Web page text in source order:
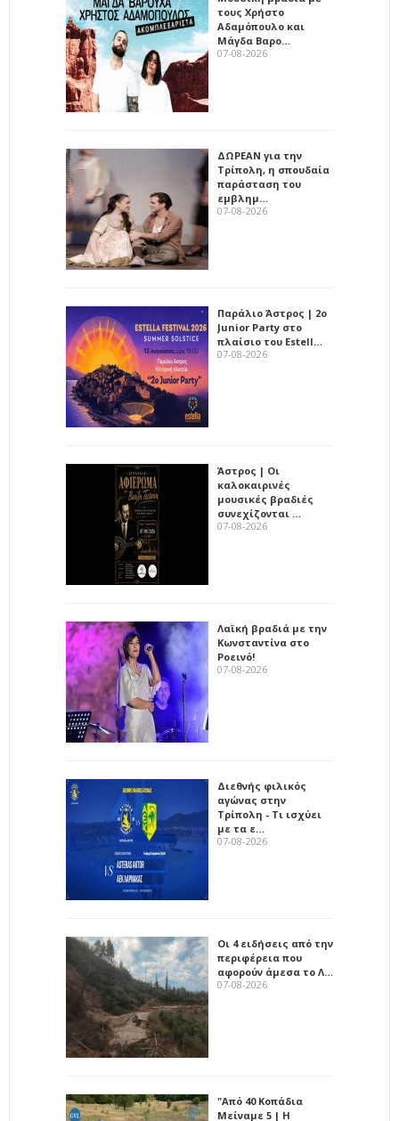
τους Χρήστο
Αδαμόπουλο και
Μάγδα Βαρο…
07-08-2026
ΔΩΡΕΑΝ για την
Τρίπολη, η σπουδαία
παράσταση του
εμβλημ…
07-08-2026
Παράλιο Άστρος | 2ο
Junior Party στο
πλαίσιο του Estell…
07-08-2026
Άστρος | Οι
καλοκαιρινές
μουσικές βραδιές
συνεχίζονται …
07-08-2026
Λαϊκή βραδιά με την
Κωνσταντίνα στο
Ροεινό!
07-08-2026
Διεθνής φιλικός
αγώνας στην
Τρίπολη - Τι ισχύει
με τα ε…
07-08-2026
Οι 4 ειδήσεις από την
περιφέρεια που
αφορούν άμεσα το Λ…
07-08-2026
"Από 40 Κοπάδια
Μείναμε 5 | Η